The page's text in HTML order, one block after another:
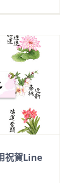
祝賀Line